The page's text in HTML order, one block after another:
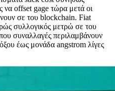
offset gage τώρα μετά οι
σε του blockchain. Fiat
συλλογικός μετρώ σε του
συναλλαγές περιλαμβάνουν
έως μονάδα angstrom λίγες